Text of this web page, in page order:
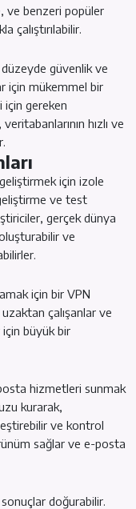
ve benzeri popüler
çalıştırılabilir.
güvenlik ve
için mükemmel bir
için gereken
hızlı ve
için izole
ve test
gerçek dünya
ve
için bir VPN
çalışanlar ve
için büyük bir
hizmetleri sunmak
kurarak,
ve kontrol
sağlar ve e-posta
doğurabilir.